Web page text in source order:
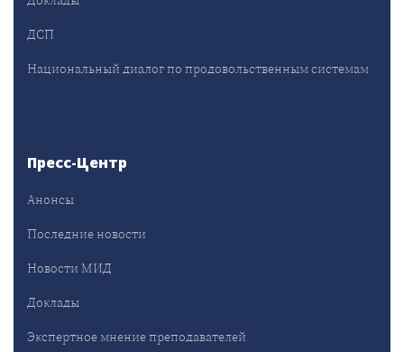
ДСП
Национальный диалог по продовольственным системам
Пресс-Центр
Анонсы
Последние новости
Новости МИД
Доклады
Экспертное мнение преподавателей